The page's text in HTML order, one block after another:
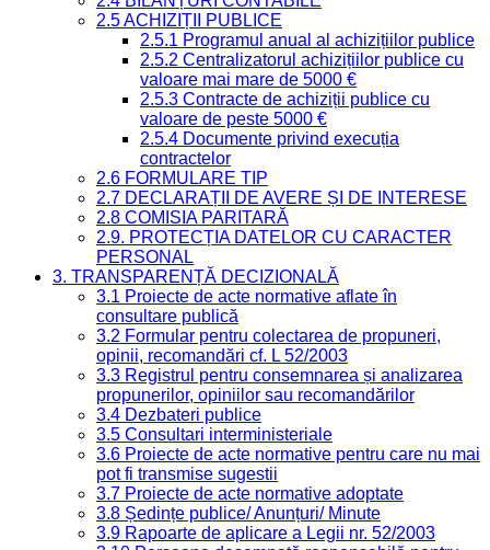
2.5 ACHIZIȚII PUBLICE
2.5.1 Programul anual al achizițiilor publice
2.5.2 Centralizatorul achizițiilor publice cu
valoare mai mare de 5000 €
2.5.3 Contracte de achiziții publice cu
valoare de peste 5000 €
2.5.4 Documente privind execuția
contractelor
2.6 FORMULARE TIP
2.7 DECLARAȚII DE AVERE ȘI DE INTERESE
2.8 COMISIA PARITARĂ
2.9. PROTECȚIA DATELOR CU CARACTER
PERSONAL
3. TRANSPARENȚĂ DECIZIONALĂ
3.1 Proiecte de acte normative aflate în
consultare publică
3.2 Formular pentru colectarea de propuneri,
opinii, recomandări cf. L 52/2003
3.3 Registrul pentru consemnarea și analizarea
propunerilor, opiniilor sau recomandărilor
3.4 Dezbateri publice
3.5 Consultari interministeriale
3.6 Proiecte de acte normative pentru care nu mai
pot fi transmise sugestii
3.7 Proiecte de acte normative adoptate
3.8 Ședințe publice/ Anunțuri/ Minute
3.9 Rapoarte de aplicare a Legii nr. 52/2003